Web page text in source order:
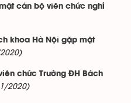
cán bộ viên chức nghỉ
khoa Hà Nội gặp mặt
chức Trường ĐH Bách
2020)